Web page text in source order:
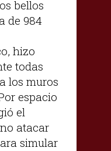
bellos
de 984
hizo
todas
los muros
espacio
el
atacar
simular